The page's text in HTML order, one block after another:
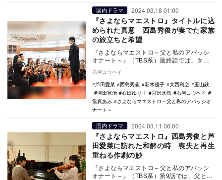
国内ドラマ 2024.03.18 01:00
『さよならマエストロ』タイトルに込
められた真意 西島秀俊が奏でた家族
の旅立ちと希望
『さよならマエストロ～父と私のアパッシ
オナート～』（TBS系）最終話では、タイ
た。 離…
石河コウヘイ
芦田愛菜
西島秀俊 新木優子 大西利空
玉山鉄二
津田寛治
石田ゆり子 宮沢氷魚
石河コウヘイ
當真あみ
さよならマエストロ～父と私のアパッシオ
ナート～
国内ドラマ 2024.03.11 06:00
『さよならマエストロ』西島秀俊と芦
田愛菜に訪れた和解の時 喪失と再生
重ねる作劇の妙
『さよならマエストロ～父と私のアパッシ
オナート～』（TBS系）第9話では、父と娘